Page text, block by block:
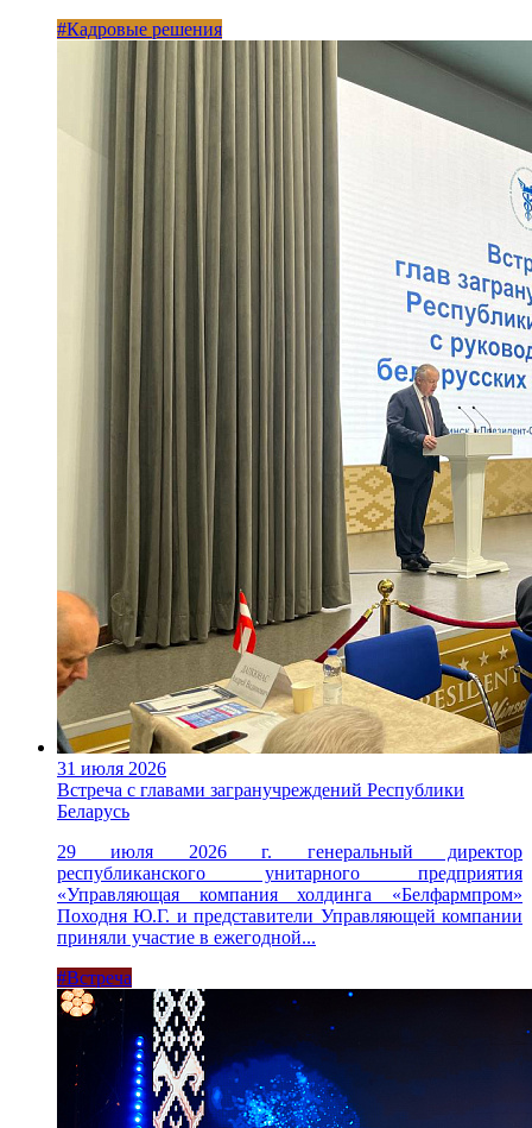
#Кадровые решения
31 июля 2026
Встреча с главами загранучреждений Республики
Беларусь
29 июля 2026 г. генеральный директор
республиканского унитарного предприятия
«Управляющая компания холдинга «Белфармпром»
Походня Ю.Г. и представители Управляющей компании
приняли участие в ежегодной...
#Встреча